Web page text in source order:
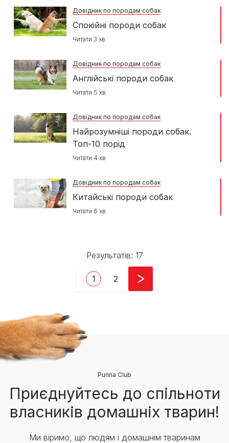
Довідник по породам собак
Спокійні породи собак
Читати 3 хв
Довідник по породам собак
Англійські породи собак
Читати 5 хв
Довідник по породам собак
Найрозумніші породи собак.
Топ-10 порід
Читати 4 хв
Довідник по породам собак
Китайські породи собак
Читати 6 хв
Результатів: 17
Current page
1 Page
2
Purina Club
Приєднуйтесь до спільноти
власників домашніх тварин!
Ми віримо, що людям і домашнім тваринам